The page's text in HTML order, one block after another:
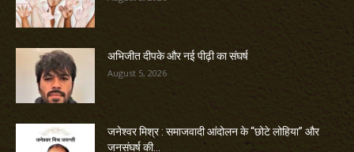
अभिजीत दीपके और नई पीढ़ी का संघर्ष
August 5, 2026
जनेश्वर मिश्र : समाजवादी आंदोलन के “छोटे लोहिया” और
जनसंघर्ष की...